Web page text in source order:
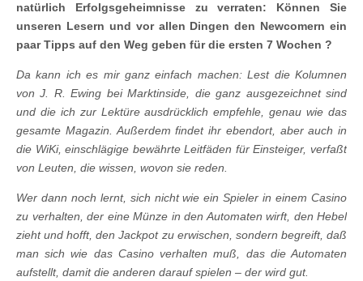
natürlich Erfolgsgeheimnisse zu verraten: Können Sie
unseren Lesern und vor allen Dingen den Newcomern ein
paar Tipps auf den Weg geben für die ersten 7 Wochen ?
Da kann ich es mir ganz einfach machen: Lest die Kolumnen
von J. R. Ewing bei Marktinside, die ganz ausgezeichnet sind
und die ich zur Lektüre ausdrücklich empfehle, genau wie das
gesamte Magazin. Außerdem findet ihr ebendort, aber auch in
die WiKi, einschlägige bewährte Leitfäden für Einsteiger, verfaßt
von Leuten, die wissen, wovon sie reden.
Wer dann noch lernt, sich nicht wie ein Spieler in einem Casino
zu verhalten, der eine Münze in den Automaten wirft, den Hebel
zieht und hofft, den Jackpot zu erwischen, sondern begreift, daß
man sich wie das Casino verhalten muß, das die Automaten
aufstellt, damit die anderen darauf spielen – der wird gut.